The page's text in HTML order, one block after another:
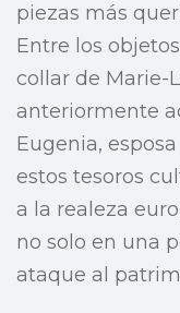
piezas más
Entre los
collar de Marie-
anteriormente
Eugenia,
estos tesoros
a la realeza
no solo en una
ataque al